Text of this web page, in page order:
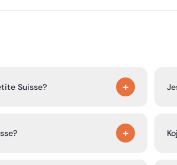
Suisse? +
šatore, vikendice i glamping
+